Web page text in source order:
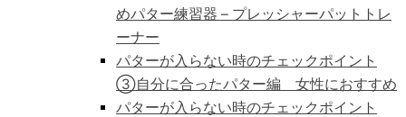
めパター練習器 – プレッシャーパットトレ
ーナー
パターが入らない時のチェックポイント
③自分に合ったパター編 女性におすすめ
パターが入らない時のチェックポイント